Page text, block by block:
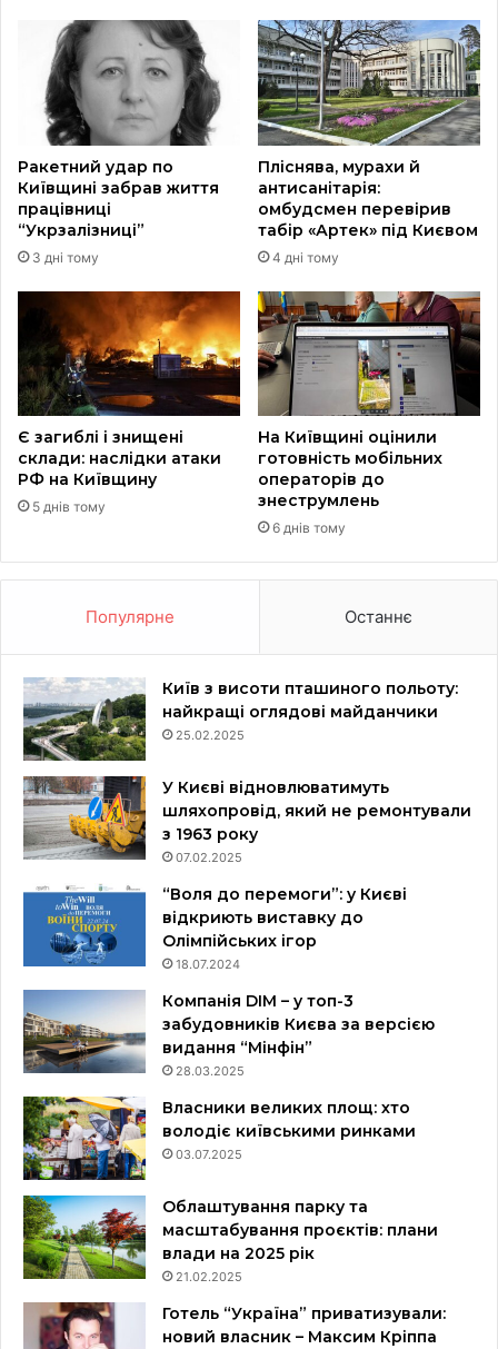
Ракетний удар по
Київщині забрав життя
працівниці
“Укрзалізниці”
3 дні тому
Пліснява, мурахи й
антисанітарія:
омбудсмен перевірив
табір «Артек» під Києвом
4 дні тому
Є загиблі і знищені
склади: наслідки атаки
РФ на Київщину
5 днів тому
На Київщині оцінили
готовність мобільних
операторів до
знеструмлень
6 днів тому
Популярне Останнє
Київ з висоти пташиного польоту:
найкращі оглядові майданчики
25.02.2025
У Києві відновлюватимуть
шляхопровід, який не ремонтували
з 1963 року
07.02.2025
“Воля до перемоги”: у Києві
відкриють виставку до
Олімпійських ігор
18.07.2024
Компанія DIM – у топ-3
забудовників Києва за версією
видання “Мінфін”
28.03.2025
Власники великих площ: хто
володіє київськими ринками
03.07.2025
Облаштування парку та
масштабування проєктів: плани
влади на 2025 рік
21.02.2025
Готель “Україна” приватизували:
новий власник – Максим Кріппа